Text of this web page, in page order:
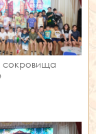
сокровища